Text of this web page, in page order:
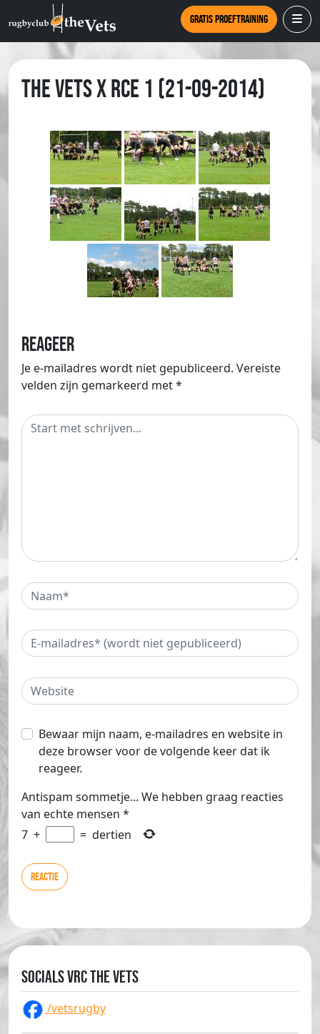
Gratis proeftraining
The Vets X RCE 1 (21-09-2014)
Reageer
Je e-mailadres wordt niet gepubliceerd. Vereiste
velden zijn gemarkeerd met*
Bewaar mijn naam, e-mailadres en website in
deze browser voor de volgende keer dat ik
reageer.
Antispam sommetje... We hebben graag reacties
van echte mensen *
7 + = dertien
Socials VRC The Vets
/vetsrugby